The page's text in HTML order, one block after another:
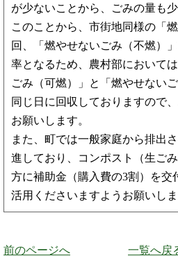
が少ないことから、ごみの量も少
このことから、市街地同様の「
回、「燃やせないごみ（不燃）
率となるため、農村部において
ごみ（可燃）」と「燃やせない
同じ日に回収しておりますので
お願いします。
また、町では一般家庭から排出
進しており、コンポスト（生ご
方に補助金（購入費の3割）を交
活用くださいますようお願いしま
前のページへ 一覧へ戻